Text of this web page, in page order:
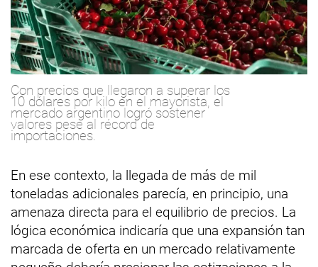
Con precios que llegaron a superar los
10 dólares por kilo en el mayorista, el
mercado argentino logró sostener
valores pese al récord de
importaciones.
En ese contexto, la llegada de más de mil
toneladas adicionales parecía, en principio, una
amenaza directa para el equilibrio de precios. La
lógica económica indicaría que una expansión tan
marcada de oferta en un mercado relativamente